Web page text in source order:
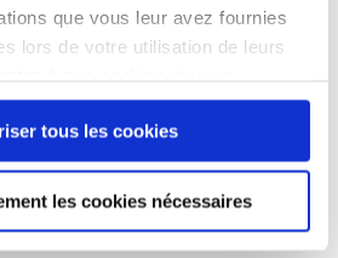
que vous leur avez fournies
lors de votre utilisation de leurs
site Web.
tous les cookies
les cookies nécessaires